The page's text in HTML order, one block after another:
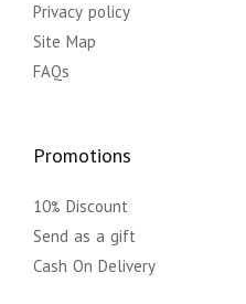
Privacy policy
Site Map
FAQs
Promotions
10% Discount
Send as a gift
Cash On Delivery